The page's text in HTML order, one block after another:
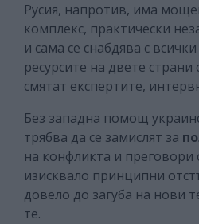
Русия, напротив, има
комплекс, практически
и сама се снабдява с
ресурсите на двете
смятат експертите,
Без западна помощ
трябва да се замислят за
на конфликта и преговори
изисквало принципни
довело до загуба на нови
те.